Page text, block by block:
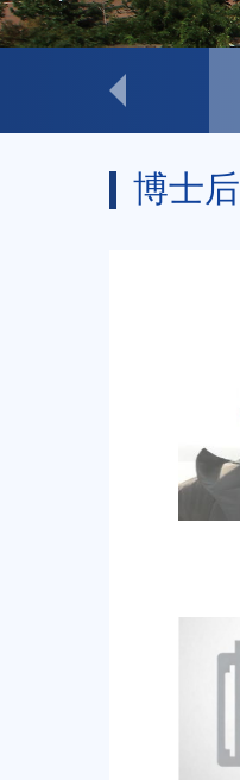
验技术人员
Technical Fellows
博士后